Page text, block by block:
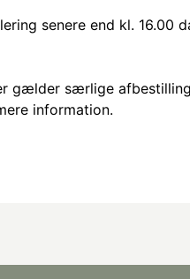
senere end kl.
gælder særlige
information.